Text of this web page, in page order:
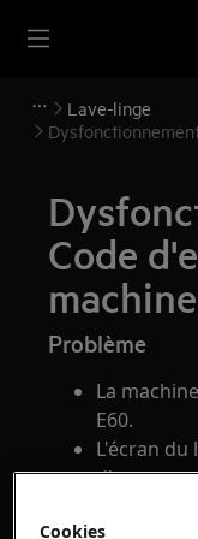
Lave-linge
Code
Problème
La
E60.
L'écran du
d'erreur
Cookies